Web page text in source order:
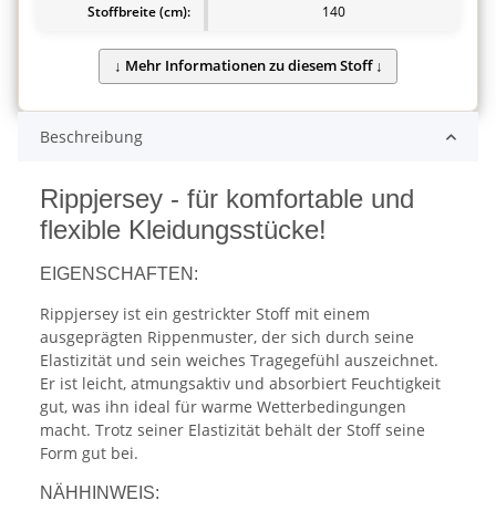
Stoffbreite (cm):
140
Beschreibung
Rippjersey - für komfortable und
flexible Kleidungsstücke!
EIGENSCHAFTEN:
Rippjersey ist ein gestrickter Stoff mit einem
ausgeprägten Rippenmuster, der sich durch seine
Elastizität und sein weiches Tragegefühl auszeichnet.
Er ist leicht, atmungsaktiv und absorbiert Feuchtigkeit
gut, was ihn ideal für warme Wetterbedingungen
macht. Trotz seiner Elastizität behält der Stoff seine
Form gut bei.
NÄHHINWEIS: